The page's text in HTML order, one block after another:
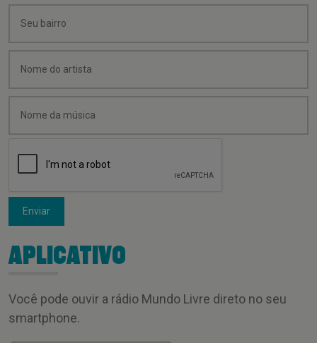
Enviar
APLICATIVO
Você pode ouvir a rádio Mundo Livre direto no seu
smartphone.